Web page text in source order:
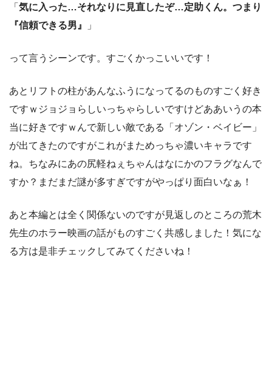
「 気に入った…それなりに見直したぞ…定助くん。つまり
『信頼できる男』
」
って言うシーンです。すごくかっこいいです！
あとリフトの柱があんなふうになってるのものすごく好き
ですｗジョジョらしいっちゃらしいですけどああいうの本
当に好きですｗんで新しい敵である「オゾン・ベイビー」
が出てきたのですがこれがまためっちゃ濃いキャラです
ね。ちなみにあの尻軽ねぇちゃんはなにかのフラグなんで
すか？まだまだ謎が多すぎですがやっぱり面白いなぁ！
あと本編とは全く関係ないのですが見返しのところの荒木
先生のホラー映画の話がものすごく共感しました！気にな
る方は是非チェックしてみてくださいね！